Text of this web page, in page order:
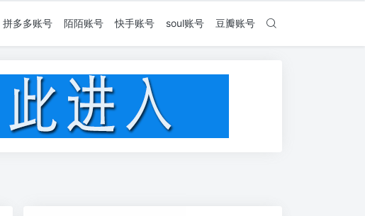
拼多多账号 陌陌账号 快手账号 soul账号 豆瓣账号